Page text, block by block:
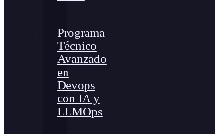
Programa
Técnico
Avanzado
en
Devops
con IA y
LLMOps